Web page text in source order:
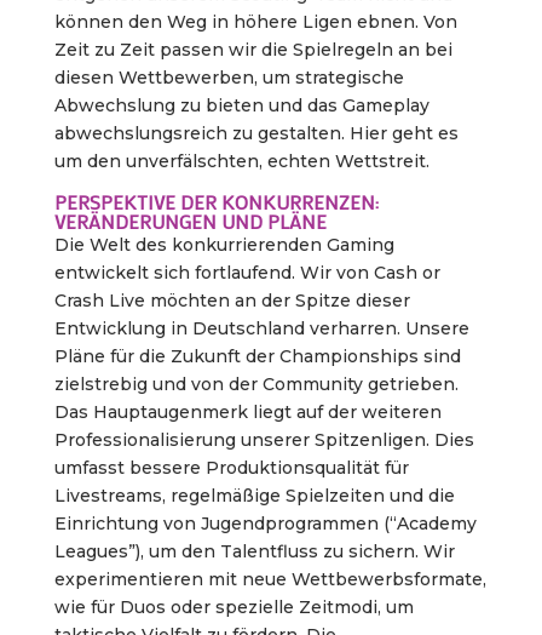
können den Weg in höhere Ligen ebnen. Von
Zeit zu Zeit passen wir die Spielregeln an bei
diesen Wettbewerben, um strategische
Abwechslung zu bieten und das Gameplay
abwechslungsreich zu gestalten. Hier geht es
um den unverfälschten, echten Wettstreit.
PERSPEKTIVE DER KONKURRENZEN:
VERÄNDERUNGEN UND PLÄNE
Die Welt des konkurrierenden Gaming
entwickelt sich fortlaufend. Wir von Cash or
Crash Live möchten an der Spitze dieser
Entwicklung in Deutschland verharren. Unsere
Pläne für die Zukunft der Championships sind
zielstrebig und von der Community getrieben.
Das Hauptaugenmerk liegt auf der weiteren
Professionalisierung unserer Spitzenligen. Dies
umfasst bessere Produktionsqualität für
Livestreams, regelmäßige Spielzeiten und die
Einrichtung von Jugendprogrammen (“Academy
Leagues”), um den Talentfluss zu sichern. Wir
experimentieren mit neue Wettbewerbsformate,
wie für Duos oder spezielle Zeitmodi, um